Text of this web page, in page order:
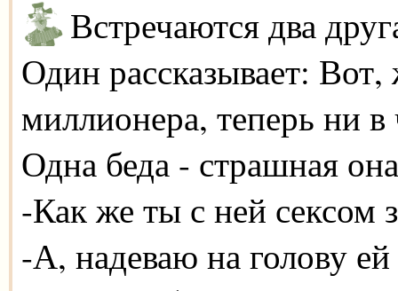
Встречаются два
Один рассказывает:
миллионера, теперь ни
Одна беда - страшная
-Как же ты с ней сексом
-А, надеваю на голову